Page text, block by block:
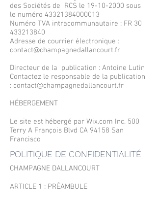
des Sociétés de RCS le 19-10-2000 sous
le numéro 43321384000013
Numéro TVA intracommunautaire : FR 30
433213840
Adresse de courrier électronique :
contact@champagnedallancourt.fr
Directeur de la publication : Antoine Lutin
Contactez le responsable de la publication
: contact@champagnedallancourt.fr
HÉBERGEMENT
Le site est hébergé par Wix.com Inc. 500
Terry A François Blvd CA 94158 San
Francisco
POLITIQUE DE CONFIDENTIALITÉ
CHAMPAGNE DALLANCOURT
ARTICLE 1 : PRÉAMBULE